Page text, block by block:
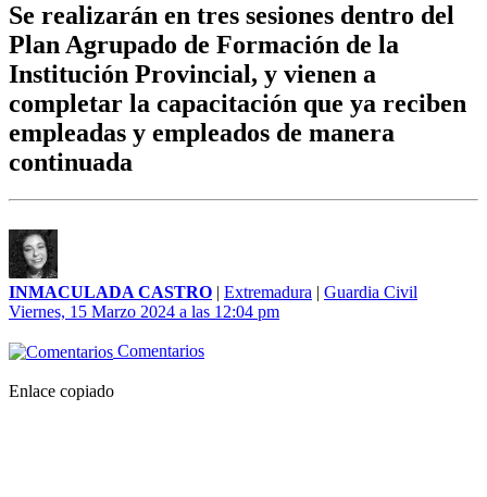
Se realizarán en tres sesiones dentro del
Plan Agrupado de Formación de la
Institución Provincial, y vienen a
completar la capacitación que ya reciben
empleadas y empleados de manera
continuada
INMACULADA CASTRO | Extremadura | Guardia Civil
Viernes, 15 Marzo 2024 a las 12:04 pm
Comentarios
Enlace copiado